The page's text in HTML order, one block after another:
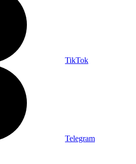
TikTok
Telegram